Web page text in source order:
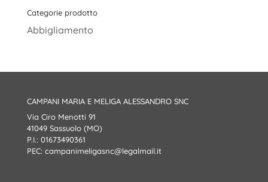
Categorie prodotto
Abbigliamento
CAMPANI MARIA E MELIGA ALESSANDRO SNC
Via Ciro Menotti 91
41049 Sassuolo (MO)
P.I.: 01673490361
PEC: campanimeligasnc@legalmail.it